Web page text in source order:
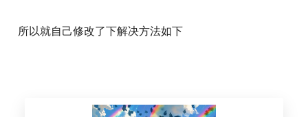
所以就自己修改了下解决方法如下